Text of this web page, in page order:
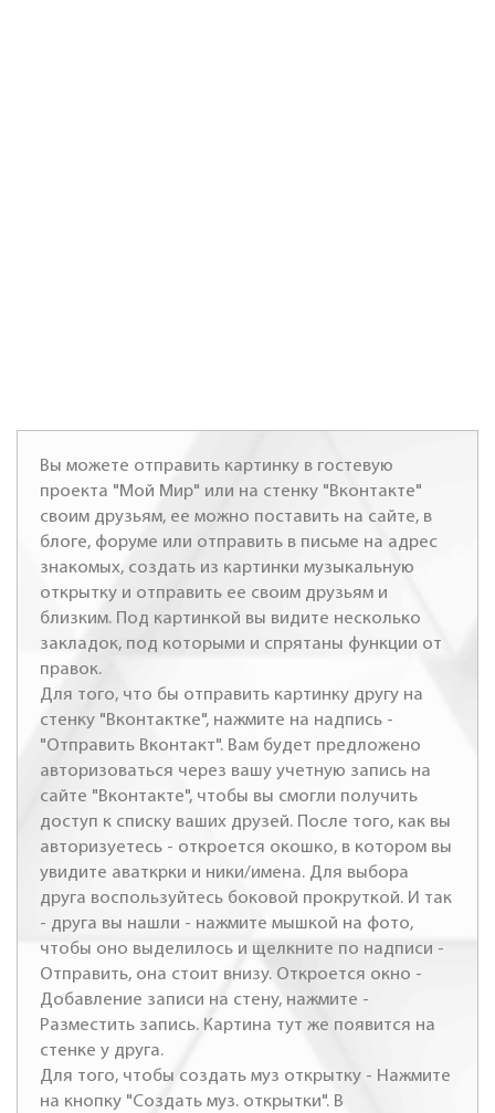
Вы можете отправить картинку в гостевую
проекта "Мой Мир" или на стенку "Вконтакте"
своим друзьям, ее можно поставить на сайте, в
блоге, форуме или отправить в письме на адрес
знакомых, создать из картинки музыкальную
открытку и отправить ее своим друзьям и
близким. Под картинкой вы видите несколько
закладок, под которыми и спрятаны функции от
правок.
Для того, что бы отправить картинку другу на
стенку "Вконтактке", нажмите на надпись -
"Отправить Вконтакт". Вам будет предложено
авторизоваться через вашу учетную запись на
сайте "Вконтакте", чтобы вы смогли получить
доступ к списку ваших друзей. После того, как вы
авторизуетесь - откроется окошко, в котором вы
увидите аваткрки и ники/имена. Для выбора
друга воспользуйтесь боковой прокруткой. И так
- друга вы нашли - нажмите мышкой на фото,
чтобы оно выделилось и щелкните по надписи -
Отправить, она стоит внизу. Откроется окно -
Добавление записи на стену, нажмите -
Разместить запись. Картина тут же появится на
стенке у друга.
Для того, чтобы создать муз открытку - Нажмите
на кнопку "Создать муз. открытки". В